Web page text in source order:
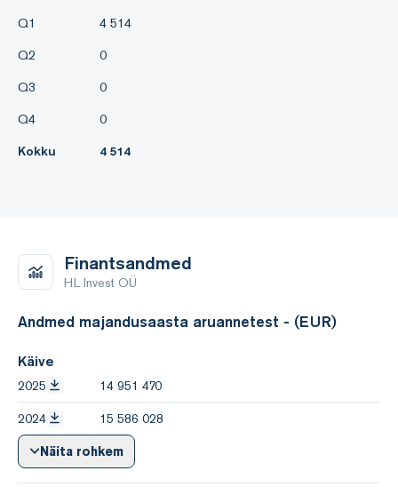
Q1
4 514
Q2
0
Q3
0
Q4
0
Kokku
4 514
Finantsandmed
HL Invest OÜ
Andmed majandusaasta aruannetest - (EUR)
Käive
2025 14 951 470
2024 15 586 028
Näita rohkem